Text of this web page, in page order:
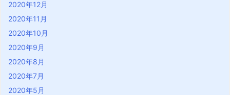
2020年12月
2020年11月
2020年10月
2020年9月
2020年8月
2020年7月
2020年5月